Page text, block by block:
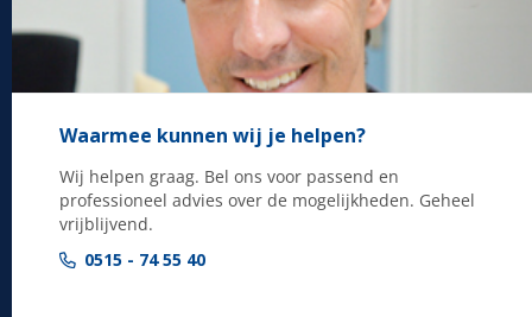
Contact
Siersema Vlaggen is onderdeel van
Waarmee kunnen wij je helpen?
Wij helpen graag. Bel ons voor passend en
professioneel advies over de mogelijkheden. Geheel
vrijblijvend.
0515 - 74 55 40